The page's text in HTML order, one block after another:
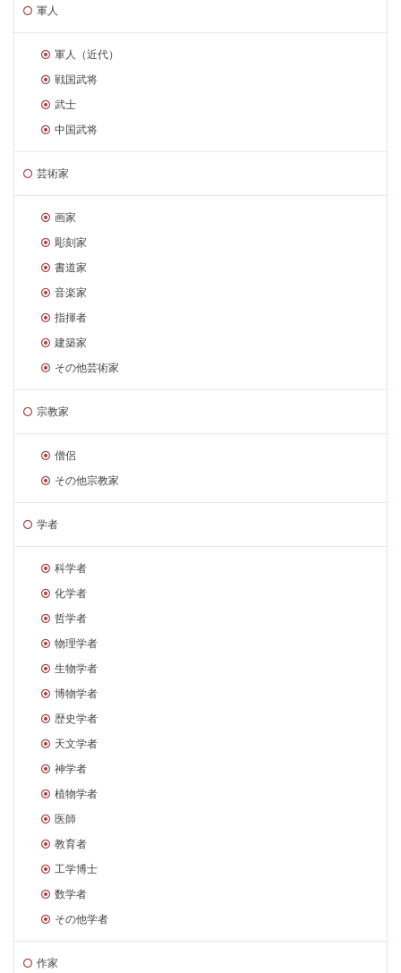
軍人
軍人（近代）
戦国武将
武士
中国武将
芸術家
画家
彫刻家
書道家
音楽家
指揮者
建築家
その他芸術家
宗教家
僧侶
その他宗教家
学者
科学者
化学者
哲学者
物理学者
生物学者
博物学者
歴史学者
天文学者
神学者
植物学者
医師
教育者
工学博士
数学者
その他学者
作家